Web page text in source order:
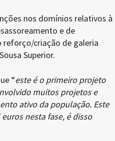
nos domínios relativos à
e de
reforço/criação de galeria
Superior.
“este é o primeiro projeto
muitos projetos e
ativo da população. Este
nesta fase, é disso